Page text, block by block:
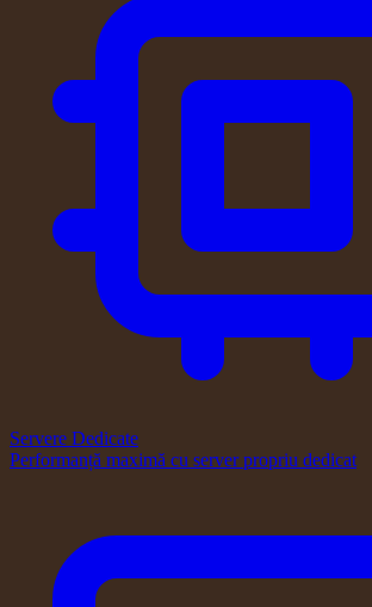
Servere Dedicate
Performanță maximă cu server propriu dedicat